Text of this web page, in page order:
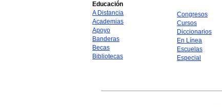
Educación
A Distancia
Academias
Apoyo
Banderas
Becas
Bibliotecas
Congresos
Cursos
Diccionarios
En Línea
Escuelas
Especial